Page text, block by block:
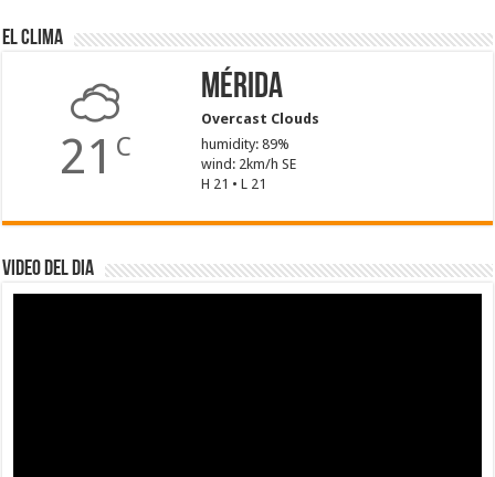
El Clima
21 C
Mérida
Overcast Clouds
humidity: 89%
wind: 2km/h SE
H 21 • L 21
Video del dia